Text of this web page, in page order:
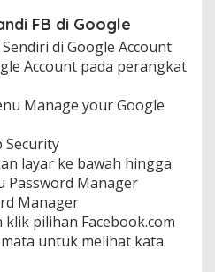
FB di Google
di Google Account
Account pada perangkat
Manage your Google
Security
layar ke bawah hingga
Password Manager
Manager
klik pilihan Facebook.com
untuk melihat kata